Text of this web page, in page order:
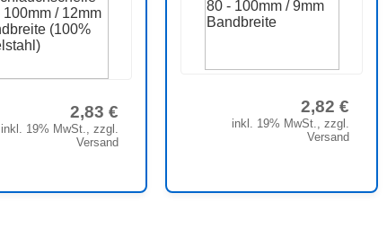
2,83 €
inkl. 19% MwSt., zzgl.
Versand
2,82 €
inkl. 19% MwSt., zzgl.
Versand